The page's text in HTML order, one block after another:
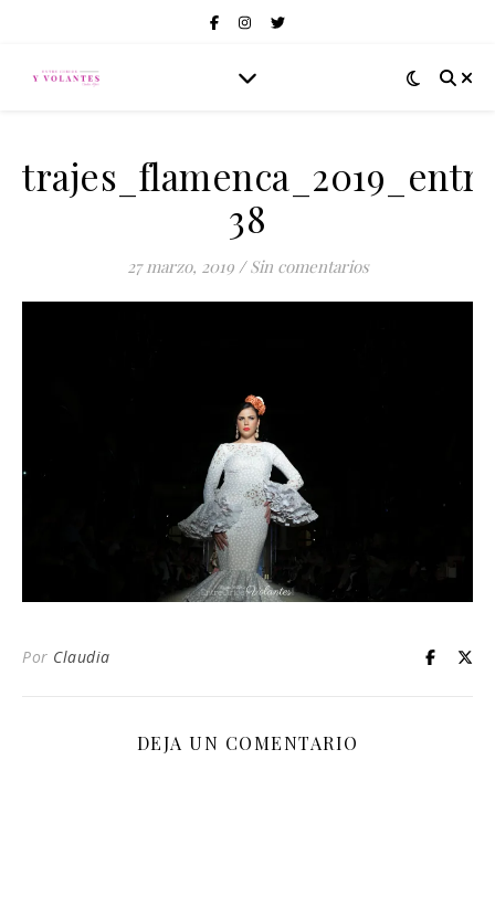
38
27 marzo, 2019 / Sin comentarios
Por Claudia
DEJA UN COMENTARIO